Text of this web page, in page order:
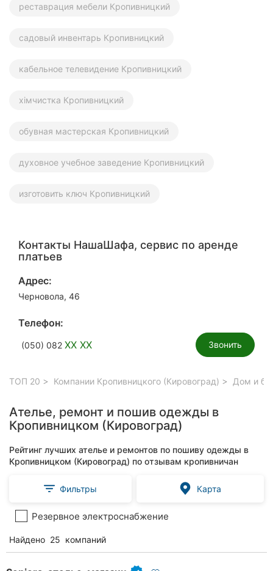
реставрация мебели Кропивницкий
садовый инвентарь Кропивницкий
кабельное телевидение Кропивницкий
хімчистка Кропивницкий
обувная мастерская Кропивницкий
духовное учебное заведение Кропивницкий
изготовить ключ Кропивницкий
Контакты НашаШафа, сервис по аренде
платьев
Адрес:
Черновола, 46
Телефон:
(050) 082 XX XX Звонить
ТОП 20 Компании Кропивницкого (Кировоград) Дом и
Ателье, ремонт и пошив одежды в
Кропивницком (Кировоград)
Рейтинг лучших ателье и ремонтов по пошиву одежды в
Кропивницком (Кировоград) по отзывам кропивничан
Фильтры Карта
Резервное электроснабжение
Найдено 25 компаний